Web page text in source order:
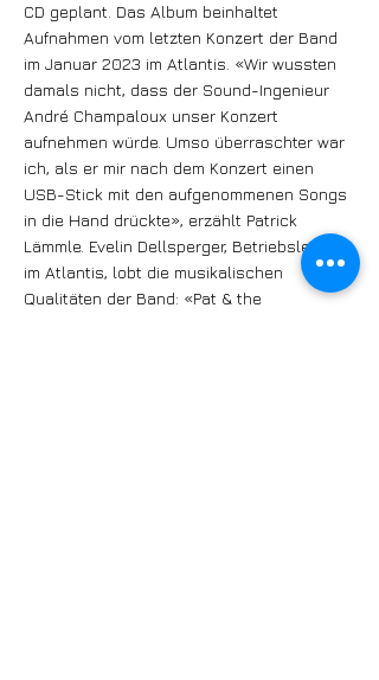
CD geplant. Das Album beinhaltet
Aufnahmen vom letzten Konzert der Band
im Januar 2023 im Atlantis. «Wir wussten
damals nicht, dass der Sound-Ingenieur
André Champaloux unser Konzert
aufnehmen würde. Umso überraschter war
ich, als er mir nach dem Konzert einen
USB-Stick mit den aufgenommenen Songs
in die Hand drückte», erzählt Patrick
Lämmle. Evelin Dellsperger, Betriebsleiterin
im Atlantis, lobt die musikalischen
Qualitäten der Band: «Pat & the